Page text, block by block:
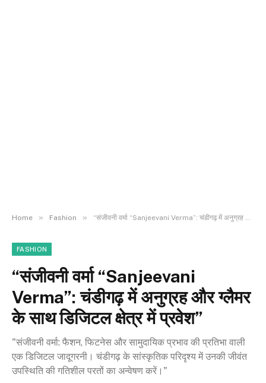
Home » Fashion » “संजीवनी वर्मा “Sanjeevani Verma”: चंडीगढ़ में अनुग्रह और ग्लैमर के साथ डिजिटल क्षेत्र में प्रवेश”
FASHION
“संजीवनी वर्मा “Sanjeevani
Verma”: चंडीगढ़ में अनुग्रह और ग्लैमर
के साथ डिजिटल क्षेत्र में प्रवेश”
"संजीवनी वर्मा: फैशन, फिटनेस और सामुदायिक प्रभाव की प्रतिभा वाली
एक डिजिटल जादूगरनी। चंडीगढ़ के सांस्कृतिक परिदृश्य में उनकी जीवंत
उपस्थिति की गतिशील परतों का अन्वेषण करें।"